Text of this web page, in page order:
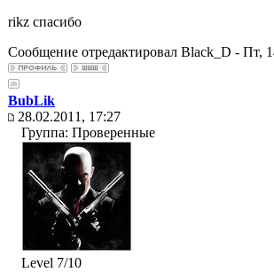
rikz спасибо
Сообщение отредактировал Black_D - Пт,
BubLik
28.02.2011, 17:27
Группа: Проверенные
Level 7/10